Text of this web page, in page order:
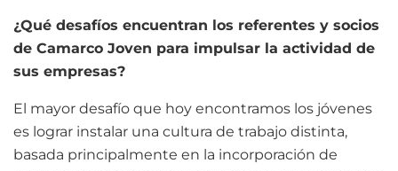
¿Qué desafíos encuentran los referentes y socios
de Camarco Joven para impulsar la actividad de
sus empresas?
El mayor desafío que hoy encontramos los jóvenes
es lograr instalar una cultura de trabajo distinta,
basada principalmente en la incorporación de